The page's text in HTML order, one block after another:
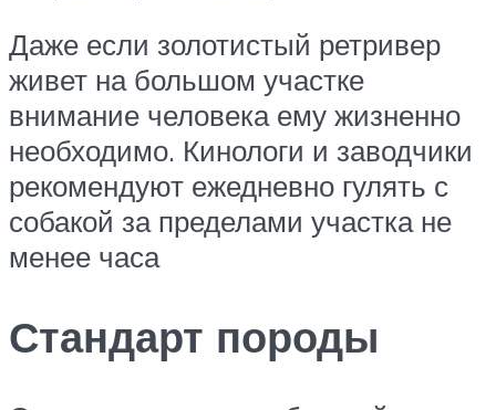
Даже если золотистый ретривер
живет на большом участке
внимание человека ему жизненно
необходимо. Кинологи и заводчики
рекомендуют ежедневно гулять с
собакой за пределами участка не
менее часа
Стандарт породы